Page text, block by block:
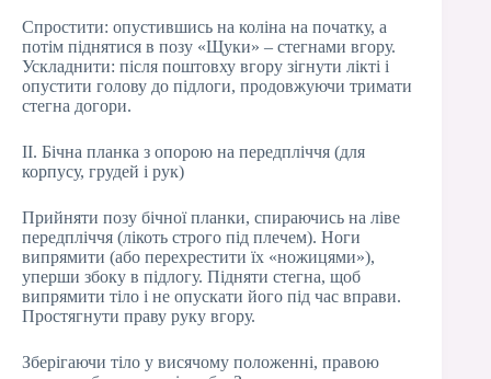
Спростити: опустившись на коліна на початку, а
потім піднятися в позу «Щуки» – стегнами вгору.
Ускладнити: після поштовху вгору зігнути лікті і
опустити голову до підлоги, продовжуючи тримати
стегна догори.
II. Бічна планка з опорою на передпліччя (для
корпусу, грудей і рук)
Прийняти позу бічної планки, спираючись на ліве
передпліччя (лікоть строго під плечем). Ноги
випрямити (або перехрестити їх «ножицями»),
уперши збоку в підлогу. Підняти стегна, щоб
випрямити тіло і не опускати його під час вправи.
Простягнути праву руку вгору.
Зберігаючи тіло у висячому положенні, правою